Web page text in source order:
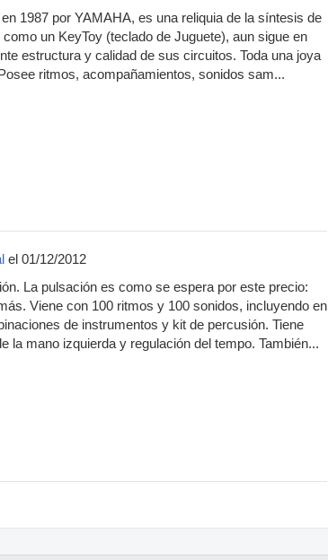
1987 por YAMAHA, es una reliquia de la síntesis de
un KeyToy (teclado de Juguete), aun sigue en
estructura y calidad de sus circuitos. Toda una joya
ritmos, acompañamientos, sonidos sam...
el 01/12/2012
La pulsación es como se espera por este precio:
Viene con 100 ritmos y 100 sonidos, incluyendo en
de instrumentos y kit de percusión. Tiene
la mano izquierda y regulación del tempo. También...